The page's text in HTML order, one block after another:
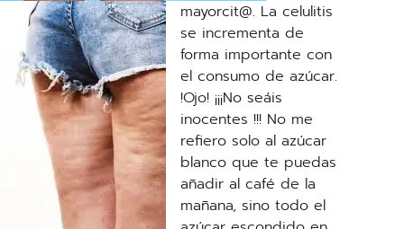
mayorcit@. La celulitis
se incrementa de
forma importante con
el consumo de azúcar.
!Ojo! ¡¡¡No seáis
inocentes !!! No me
refiero solo al azúcar
blanco que te puedas
añadir al café de la
mañana, sino todo el